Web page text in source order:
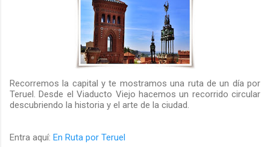
Recorremos la capital y te mostramos una ruta de un día por
Teruel. Desde el Viaducto Viejo hacemos un recorrido circular
descubriendo la historia y el arte de la ciudad.
Entra aquí: En Ruta por Teruel